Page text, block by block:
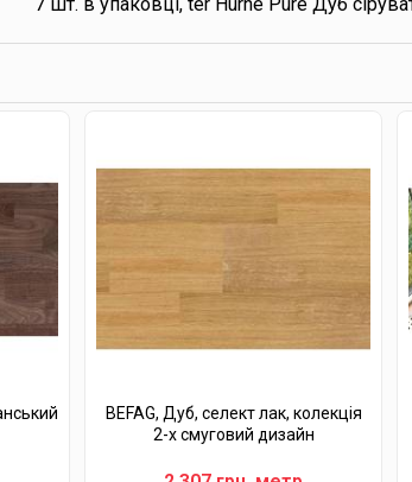
BEFAG, Дуб, селект лак, колекція
2-х смуговий дизайн